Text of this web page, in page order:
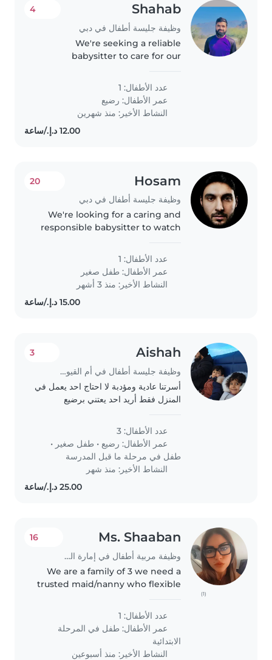
Shahab
وظيفة جليسة أطفال في دبي
4
We're seeking a reliable
babysitter to care for our
little one is full of life but also has
a calm side. We have a friendly
pet at home, so comfort..
عدد الأطفال: 1
عمر الأطفال: رضيع
النشاط الأخير: منذ شهرين
Hosam
وظيفة جليسة أطفال في دبي
20
We're looking for a caring and
responsible babysitter to watch
home. Our little one is curious,
friendly, and always on the go! If
you're patient, fun-loving,..
عدد الأطفال: 1
عمر الأطفال: طفل صغير
النشاط الأخير: منذ 3 أشهر
Aishah
وظيفة جليسة أطفال في أم القيوين
3
أسرتنا عادية ومؤدبة لا احتاج احد يعمل في
المنزل فقط أريد احد يعتني برضيع
المدرسة وحتى فقط اعود من الجامعة
عدد الأطفال: 3
عمر الأطفال: رضيع • طفل صغير •
طفل في مرحلة ما قبل المدرسة
النشاط الأخير: منذ شهر
(1)
Ms. Shaaban
وظيفة مربية أطفال في إمارة الشارقة
16
We are a family of 3 we need a
trusted maid/nanny who flexible
all house chores and take care of
a 6yo kid and to be pet friendly.
she must be..
عدد الأطفال: 1
عمر الأطفال: طفل في المرحلة
الابتدائية
النشاط الأخير: منذ أسبوعين